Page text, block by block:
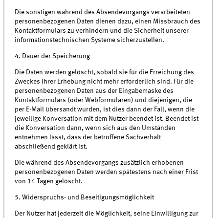
Die sonstigen während des Absendevorgangs verarbeiteten
personenbezogenen Daten dienen dazu, einen Missbrauch des
Kontaktformulars zu verhindern und die Sicherheit unserer
informationstechnischen Systeme sicherzustellen.
4. Dauer der Speicherung
Die Daten werden gelöscht, sobald sie für die Erreichung des
Zweckes ihrer Erhebung nicht mehr erforderlich sind. Für die
personenbezogenen Daten aus der Eingabemaske des
Kontaktformulars (oder Webformularen) und diejenigen, die
per E-Mail übersandt wurden, ist dies dann der Fall, wenn die
jeweilige Konversation mit dem Nutzer beendet ist. Beendet ist
die Konversation dann, wenn sich aus den Umständen
entnehmen lässt, dass der betroffene Sachverhalt
abschließend geklärt ist.
Die während des Absendevorgangs zusätzlich erhobenen
personenbezogenen Daten werden spätestens nach einer Frist
von 14 Tagen gelöscht.
5. Widerspruchs- und Beseitigungsmöglichkeit
Der Nutzer hat jederzeit die Möglichkeit, seine Einwilligung zur